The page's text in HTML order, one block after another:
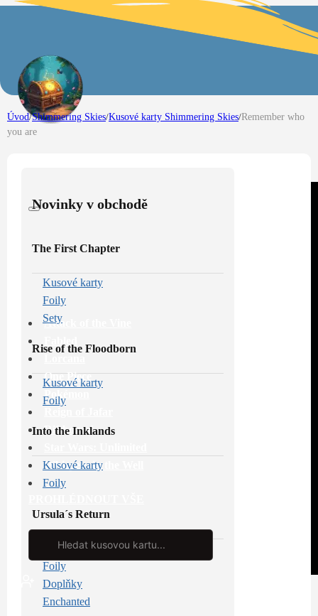
Attack of the Vine
One Piece
Pokémon
Riftbound
Whispers in the Well
Search
Úvod/Shimmering Skies/Kusové karty Shimmering Skies/Remember who
you are
Novinky v obchodě
The First Chapter
Kusové karty
Foily
Sety
Rise of the Floodborn
Kusové karty
Foily
Into the Inklands
Kusové karty
Foily
Ursula´s Return
Kusové karty
Foily
Doplňky
Enchanted